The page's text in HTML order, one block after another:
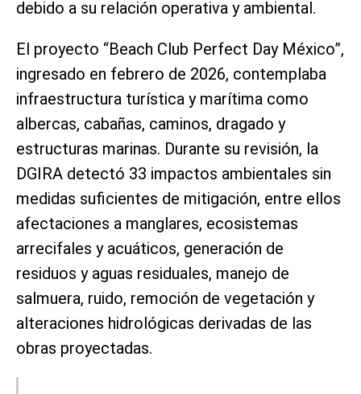
debido a su relación operativa y ambiental.
El proyecto “Beach Club Perfect Day México”,
ingresado en febrero de 2026, contemplaba
infraestructura turística y marítima como
albercas, cabañas, caminos, dragado y
estructuras marinas. Durante su revisión, la
DGIRA detectó 33 impactos ambientales sin
medidas suficientes de mitigación, entre ellos
afectaciones a manglares, ecosistemas
arrecifales y acuáticos, generación de
residuos y aguas residuales, manejo de
salmuera, ruido, remoción de vegetación y
alteraciones hidrológicas derivadas de las
obras proyectadas.